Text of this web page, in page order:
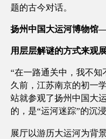
题的古今对话。
扬州中国大运河博物
用层层解谜的方式来观
“在一路通关中，我不
久前，江苏南京的初一
站就参观了扬州中国大
的，是“运河迷踪”的沉浸
展厅以游历大运河为背